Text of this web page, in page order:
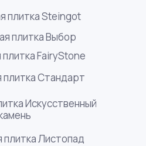
плитка Steingot
FairyStone
плитка Выбор
Стандарт
Искусственный
плитка Листопад